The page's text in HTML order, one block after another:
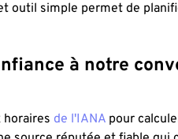
outil simple permet de
à notre
horaires de l'IANA pour